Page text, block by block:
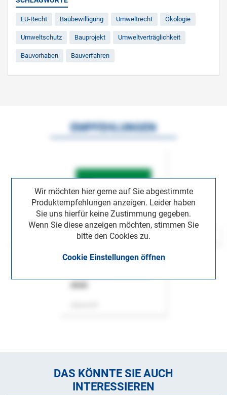
EU-Recht Baubewilligung Umweltrecht Ökologie
Umweltschutz Bauprojekt Umweltverträglichkeit
Bauvorhaben Bauverfahren
Wir möchten hier gerne auf Sie abgestimmte
Produktempfehlungen anzeigen. Leider haben
Sie uns hierfür keine Zustimmung gegeben.
Wenn Sie diese anzeigen möchten, stimmen Sie
bitte den Cookies zu.
Cookie Einstellungen öffnen
EMPFEHLUNGEN
DAS KÖNNTE SIE AUCH
INTERESSIEREN